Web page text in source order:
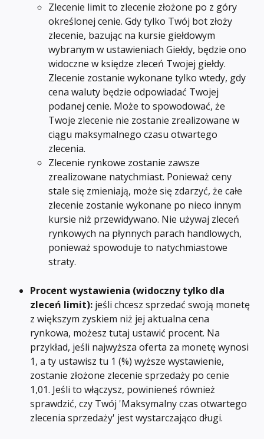
Zlecenie limit to zlecenie złożone po z góry
określonej cenie. Gdy tylko Twój bot złoży
zlecenie, bazując na kursie giełdowym
wybranym w ustawieniach Giełdy, będzie ono
widoczne w księdze zleceń Twojej giełdy.
Zlecenie zostanie wykonane tylko wtedy, gdy
cena waluty będzie odpowiadać Twojej
podanej cenie. Może to spowodować, że
Twoje zlecenie nie zostanie zrealizowane w
ciągu maksymalnego czasu otwartego
zlecenia.
Zlecenie rynkowe zostanie zawsze
zrealizowane natychmiast. Ponieważ ceny
stale się zmieniają, może się zdarzyć, że całe
zlecenie zostanie wykonane po nieco innym
kursie niż przewidywano. Nie używaj zleceń
rynkowych na płynnych parach handlowych,
ponieważ spowoduje to natychmiastowe
straty.
Procent wystawienia (widoczny tylko dla
zleceń limit): jeśli chcesz sprzedać swoją monetę
z większym zyskiem niż jej aktualna cena
rynkowa, możesz tutaj ustawić procent. Na
przykład, jeśli najwyższa oferta za monetę wynosi
1, a ty ustawisz tu 1 (%) wyższe wystawienie,
zostanie złożone zlecenie sprzedaży po cenie
1,01. Jeśli to włączysz, powinieneś również
sprawdzić, czy Twój 'Maksymalny czas otwartego
zlecenia sprzedaży' jest wystarczająco długi.